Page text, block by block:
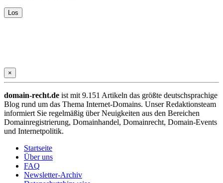
×
domain-recht.de ist mit 9.151 Artikeln das größte deutschsprachige
Blog rund um das Thema Internet-Domains. Unser Redaktionsteam
informiert Sie regelmäßig über Neuigkeiten aus den Bereichen
Domainregistrierung, Domainhandel, Domainrecht, Domain-Events
und Internetpolitik.
Startseite
Über uns
FAQ
Newsletter-Archiv